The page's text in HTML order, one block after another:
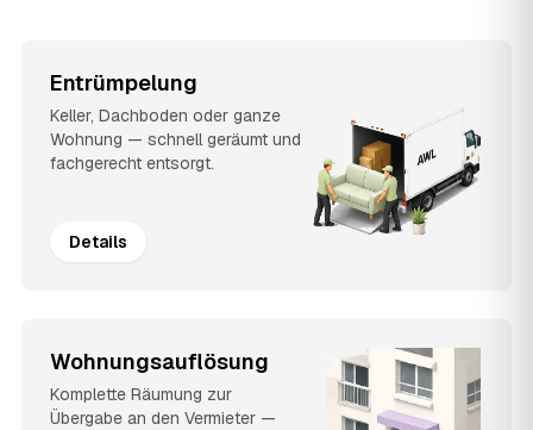
Entrümpelung
Keller, Dachboden oder ganze
Wohnung — schnell geräumt und
fachgerecht entsorgt.
Details
Wohnungsauflösung
Komplette Räumung zur
Übergabe an den Vermieter —